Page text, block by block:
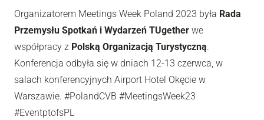
Organizatorem Meetings Week Poland 2023 była Rada
Przemysłu Spotkań i Wydarzeń TUgether we
współpracy z Polską Organizacją Turystyczną.
Konferencja odbyła się w dniach 12-13 czerwca, w
salach konferencyjnych Airport Hotel Okęcie w
Warszawie. #PolandCVB #MeetingsWeek23
#EventptofsPL